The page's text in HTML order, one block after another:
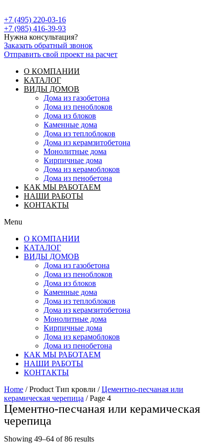
+7 (495) 220-03-16
+7 (985) 416-39-93
Нужна консультация?
Заказать обратный звонок
Отправить свой проект на расчет
О КОМПАНИИ
КАТАЛОГ
ВИДЫ ДОМОВ
Дома из газобетона
Дома из пеноблоков
Дома из блоков
Каменные дома
Дома из теплоблоков
Дома из керамзитобетона
Монолитные дома
Кирпичные дома
Дома из керамоблоков
Дома из пенобетона
КАК МЫ РАБОТАЕМ
НАШИ РАБОТЫ
КОНТАКТЫ
Menu
О КОМПАНИИ
КАТАЛОГ
ВИДЫ ДОМОВ
Дома из газобетона
Дома из пеноблоков
Дома из блоков
Каменные дома
Дома из теплоблоков
Дома из керамзитобетона
Монолитные дома
Кирпичные дома
Дома из керамоблоков
Дома из пенобетона
КАК МЫ РАБОТАЕМ
НАШИ РАБОТЫ
КОНТАКТЫ
Home / Product Тип кровли /Цементно-песчаная или
керамическая черепица / Page 4
Цементно-песчаная или керамическая
черепица
Showing 49–64 of 86 results